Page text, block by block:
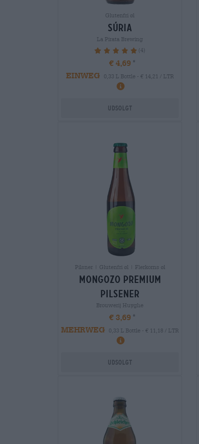
Glutenfri øl
súria
La Pirata Brewing
100% (4)
€ 4,69
EINWEG
0,33 L Bottle - € 14,21 / LTR
Udsolgt
Pilsner | Glutenfri øl | Flerkorns øl
mongozo premium
pilsener
Brouwerij Huyghe
€ 3,69
MEHRWEG
0,33 L Bottle - € 11,18 / LTR
Udsolgt